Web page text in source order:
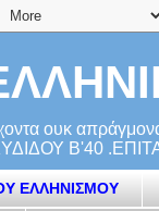
ουκ
Β'40
ΕΛΛΗΝΙΣΜΟΥ